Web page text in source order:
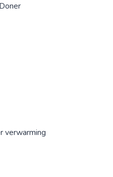
verwarming